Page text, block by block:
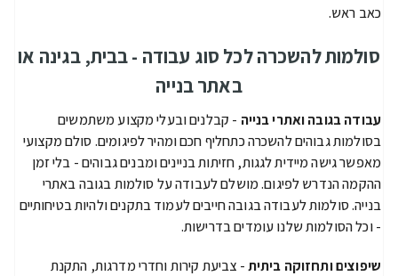
כאב ראש.
סולמות להשכרה לכל סוג עבודה - בבית, בגינה או
באתר בנייה
עבודה בגובה ואתרי בנייה - קבלנים ובעלי מקצוע משתמשים
בסולמות גבוהים להשכרה כתחליף חכם ומהיר לפיגומים. סולם מקצועי
מאפשר גישה מיידית לגגות, חזיתות בניינים ומבנים גבוהים - בלי זמן
ההקמה הנדרש לפיגום. מושלם לעבודה על סולמות בגובה באתרי
בנייה. סולמות לעבודה בגובה חייבים לעמוד בתקנים ולהיות בטיחותיים
- וכל הסולמות שלנו עומדים בדרישות.
שיפוצים ותחזוקה ביתית- צביעת קירות וחדרי מדרגות, התקנת